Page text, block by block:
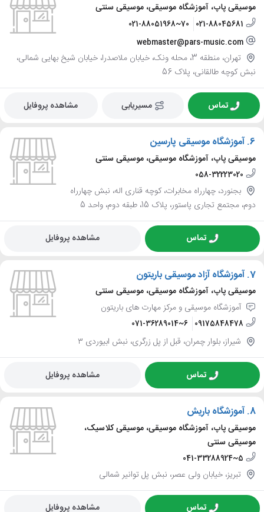
موسیقی پاپ، آموزشگاه موسیقی، موسیقی سنتی
021-88045681
021-88051968~70
webmaster@pars-music.com
تهران، منطقه 3، محله ونک، خیابان ملاصدرا، خیابان شیخ بهایی شمالی،
نبش کوچه طالقانی، پلاک 56
تماس مسیریابی مشاهده پروفایل
6. آموزشگاه موسیقی پارسین
موسیقی پاپ، آموزشگاه موسیقی، موسیقی سنتی
058-32223020
بجنورد، چهارراه مخابرات، کوچه قناری اله، نبش چهارراه
دوم، مجتمع تجاری پاستور، پلاک 15، طبقه دوم، واحد 5
تماس مشاهده پروفایل
7. آموزشگاه آزاد موسیقی باریتون
موسیقی پاپ، آموزشگاه موسیقی، موسیقی سنتی
آموزشگاه موسیقی و مرکز مهارت های باریتون
09175848478
071-36289014~6
شیراز، بلوار چمران، قبل از پل زرگری، نبش ابیوردی ۳
تماس مشاهده پروفایل
8. آموزشگاه باریش
موسیقی پاپ، آموزشگاه موسیقی، موسیقی کلاسیک،
موسیقی سنتی
041-33288924~5
تبریز، خیابان ولی عصر، نبش پل توانیر شمالی
تماس مشاهده پروفایل